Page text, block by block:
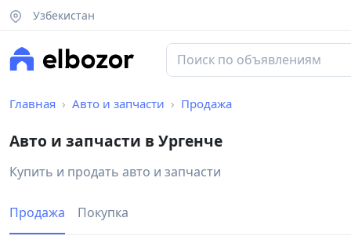
Узбекистан
Главная Авто и запчасти Продажа
Авто и запчасти в Ургенче
Купить и продать авто и запчасти
Продажа Покупка